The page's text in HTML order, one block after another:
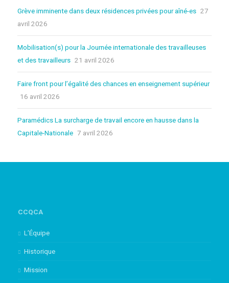
Grève imminente dans deux résidences privées pour aîné-es 27
avril 2026
Mobilisation(s) pour la Journée internationale des travailleuses
et des travailleurs 21 avril 2026
Faire front pour l’égalité des chances en enseignement supérieur
16 avril 2026
Paramédics La surcharge de travail encore en hausse dans la
Capitale-Nationale 7 avril 2026
CCQCA
L’Équipe
Historique
Mission